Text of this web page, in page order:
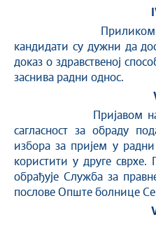
Приликом
кандидати су дужни да
доказ о здравственој
заснива радни однос.
Пријавом на оглас
сагласност за обраду
избора за пријем у
користити у друге сврхе.
обрађује Служба за
послове Опште болнице